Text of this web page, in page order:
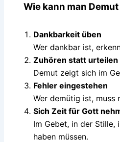
Wie kann man
Dankbarkeit üben
Wer dankbar ist,
Zuhören statt urteilen
Demut zeigt sich im
Fehler eingestehen
Wer demütig ist, muss
Sich Zeit für Gott
Im Gebet, in der
haben müssen.